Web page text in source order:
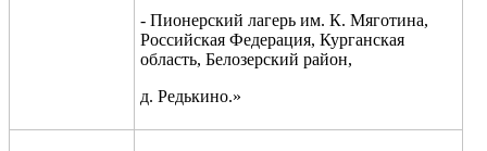
- Пионерский лагерь им. К. Мяготина,
Российская Федерация, Курганская
область, Белозерский район,
д. Редькино.»